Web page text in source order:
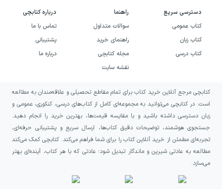
دسترسی سریع
کتاب عمومی
کتاب زبان
کتاب درسی
راهنما
سوالات متداول
راهنمای خرید
مجله کتابچی
نقشه سایت
درباره کتابچی
تماس با ما
پشتیبانی
درباره ما
کتابچی مرجع آنلاین خرید کتاب برای تمام مقاطع تحصیلی و علاقه‌مندان به مطالعه
است. در کتابچی می‌توانید به مجموعه‌ای کامل از کتاب‌های درسی، کنکوری، عمومی و
زبان دسترسی داشته باشید و با مقایسه قیمت‌ها، بهترین خرید را انجام دهید.
جستجوی هوشمند، توضیحات دقیق کتاب‌ها، ارسال سریع و پشتیبانی حرفه‌ای،
تجربه‌ای مطمئن از خرید آنلاین کتاب را برای شما فراهم می‌کند. کتابچی کمک می‌کند
مطالعه به عادتی شیرین و ماندگار تبدیل شود؛ عادتی که با هر کتاب، آینده‌ای بهتر
می‌سازد.